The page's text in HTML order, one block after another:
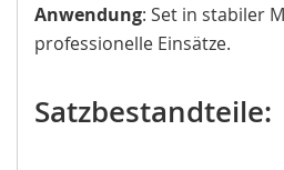
Anwendung: Set in stabiler
professionelle Einsätze.
Satzbestandteile: